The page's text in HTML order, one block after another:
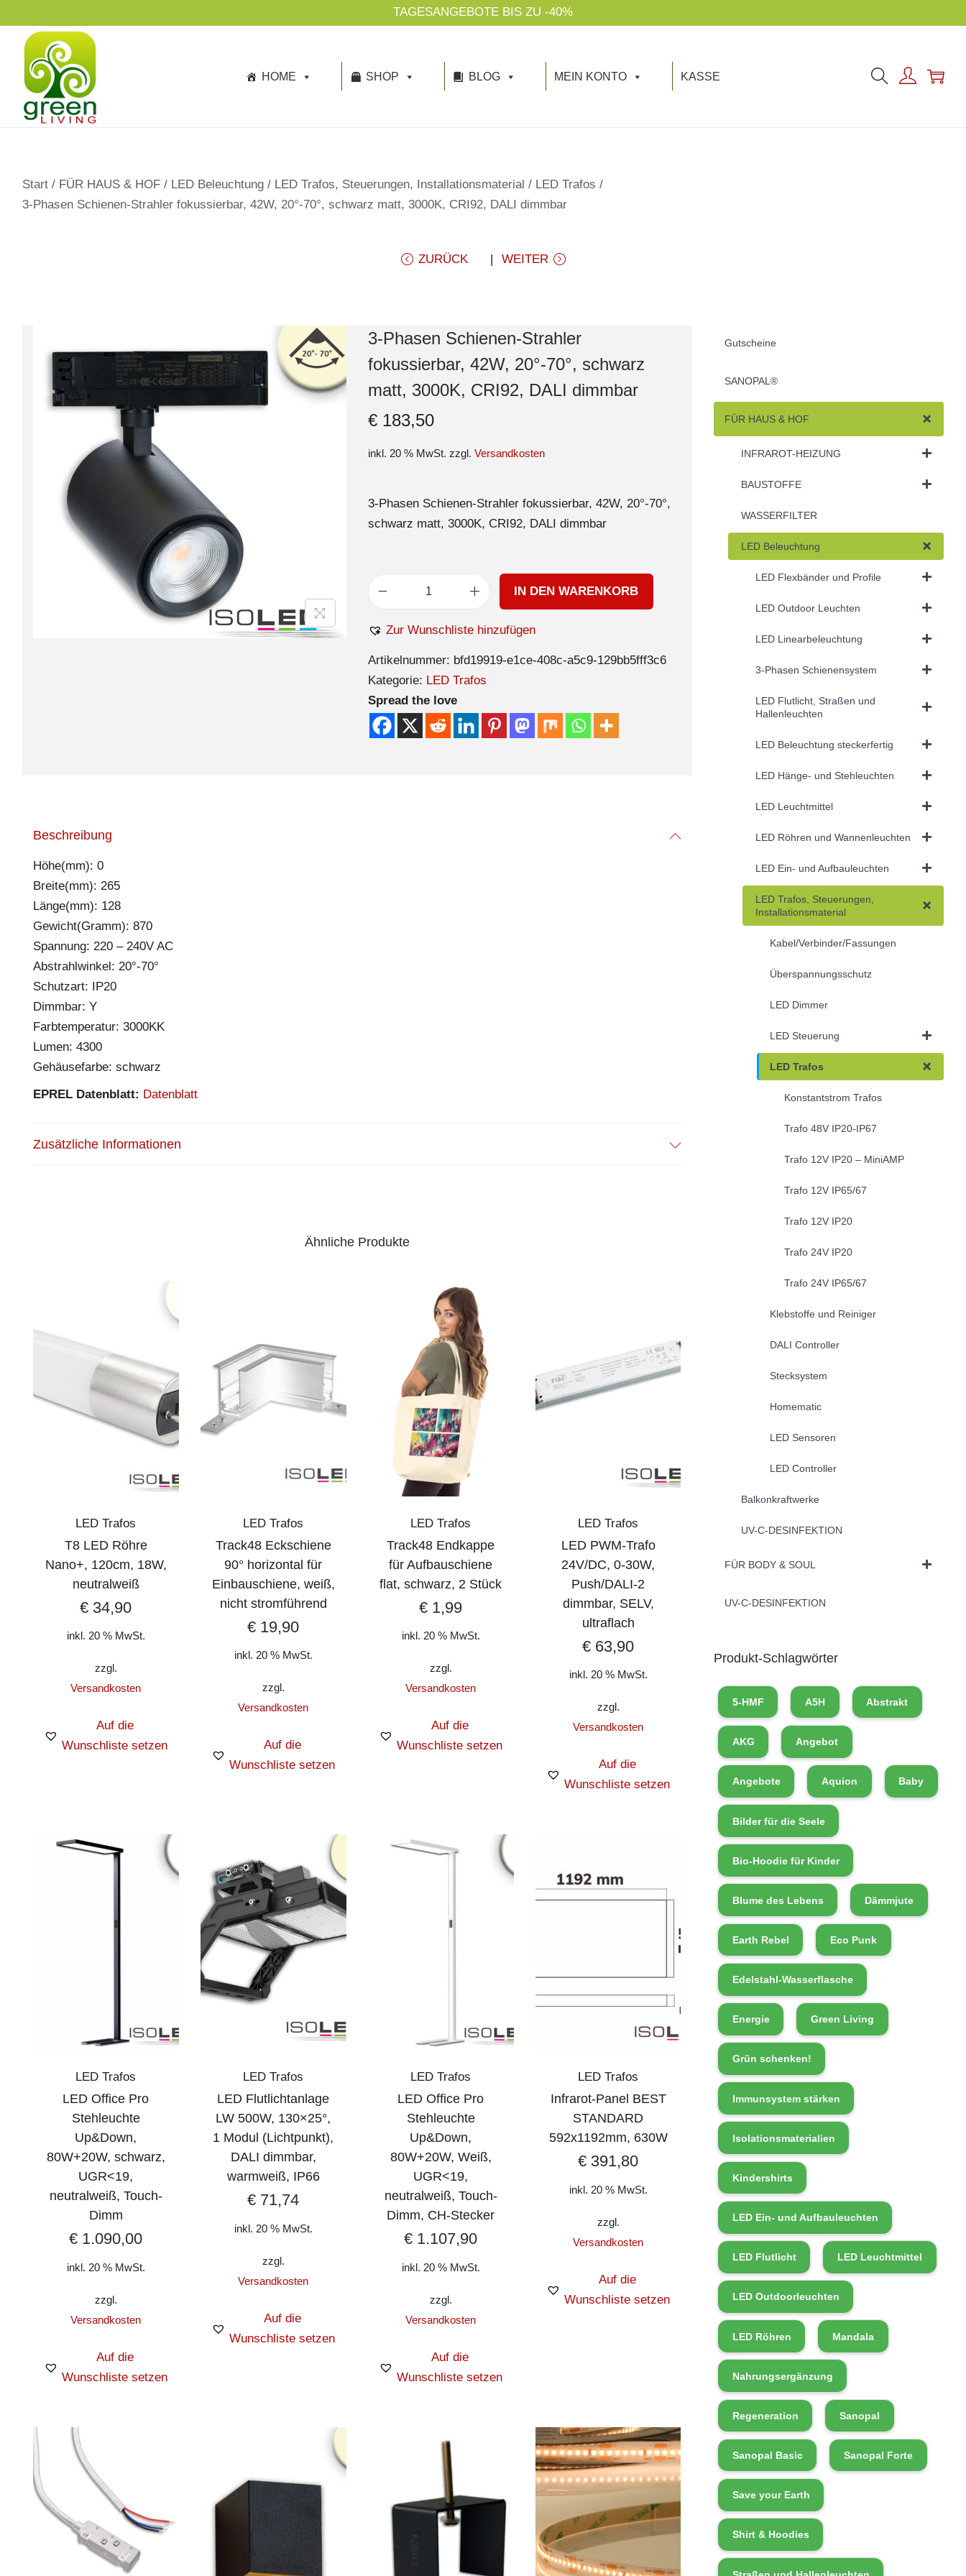
p
TAGESANGEBOTE BIS ZU -40%
HOME SHOP BLOG MEIN KONTO KASSE
Start / FÜR HAUS & HOF / LED Beleuchtung / LED Trafos, Steuerungen, Installationsmaterial / LED Trafos /
3-Phasen Schienen-Strahler fokussierbar, 42W, 20°-70°, schwarz matt, 3000K, CRI92, DALI dimmbar
ZURÜCK WEITER
3-Phasen Schienen-Strahler
fokussierbar, 42W, 20°-70°, schwarz
matt, 3000K, CRI92, DALI dimmbar
€183,50
inkl. 20 % MwSt. zzgl. Versandkosten
3-Phasen Schienen-Strahler fokussierbar, 42W, 20°-70°,
schwarz matt, 3000K, CRI92, DALI dimmbar
IN DEN WARENKORB
Zur Wunschliste hinzufügen
Artikelnummer: bfd19919-e1ce-408c-a5c9-129bb5fff3c6
Kategorie: LED Trafos
Spread the love
Beschreibung
Höhe(mm): 0
Breite(mm): 265
Länge(mm): 128
Gewicht(Gramm): 870
Spannung: 220 – 240V AC
Abstrahlwinkel: 20°-70°
Schutzart: IP20
Dimmbar: Y
Farbtemperatur: 3000KK
Lumen: 4300
Gehäusefarbe: schwarz
EPREL Datenblatt: Datenblatt
Zusätzliche Informationen
Ähnliche Produkte
LED Trafos
T8 LED Röhre
Nano+, 120cm, 18W,
neutralweiß
€ 34,90
inkl. 20 % MwSt.
zzgl.
Versandkosten
Auf die
Wunschliste setzen
LED Trafos
Track48 Eckschiene
90° horizontal für
Einbauschiene, weiß,
nicht stromführend
€ 19,90
inkl. 20 % MwSt.
zzgl.
Versandkosten
Auf die
Wunschliste setzen
LED Trafos
Track48 Endkappe
für Aufbauschiene
flat, schwarz, 2 Stück
€ 1,99
inkl. 20 % MwSt.
zzgl.
Versandkosten
Auf die
Wunschliste setzen
LED Trafos
LED PWM-Trafo
24V/DC, 0-30W,
Push/DALI-2
dimmbar, SELV,
ultraflach
€ 63,90
inkl. 20 % MwSt.
zzgl.
Versandkosten
Auf die
Wunschliste setzen
LED Trafos
LED Office Pro
Stehleuchte
Up&Down,
80W+20W, schwarz,
UGR<19,
neutralweiß, Touch-
Dimm
€ 1.090,00
inkl. 20 % MwSt.
zzgl.
Versandkosten
Auf die
Wunschliste setzen
LED Trafos
LED Flutlichtanlage
LW 500W, 130×25°,
1 Modul (Lichtpunkt),
DALI dimmbar,
warmweiß, IP66
€ 71,74
inkl. 20 % MwSt.
zzgl.
Versandkosten
Auf die
Wunschliste setzen
LED Trafos
LED Office Pro
Stehleuchte
Up&Down,
80W+20W, Weiß,
UGR<19,
neutralweiß, Touch-
Dimm, CH-Stecker
€ 1.107,90
inkl. 20 % MwSt.
zzgl.
Versandkosten
Auf die
Wunschliste setzen
LED Trafos
Infrarot-Panel BEST
STANDARD
592x1192mm, 630W
€ 391,80
inkl. 20 % MwSt.
zzgl.
Versandkosten
Auf die
Wunschliste setzen
Gutscheine
SANOPAL®
FÜR HAUS & HOF
INFRAROT-HEIZUNG
BAUSTOFFE
WASSERFILTER
LED Beleuchtung
LED Flexbänder und Profile
LED Outdoor Leuchten
LED Linearbeleuchtung
3-Phasen Schienensystem
LED Flutlicht, Straßen und
Hallenleuchten
LED Beleuchtung steckerfertig
LED Hänge- und Stehleuchten
LED Leuchtmittel
LED Röhren und Wannenleuchten
LED Ein- und Aufbauleuchten
LED Trafos, Steuerungen,
Installationsmaterial
Kabel/Verbinder/Fassungen
Überspannungsschutz
LED Dimmer
LED Steuerung
LED Trafos
Konstantstrom Trafos
Trafo 48V IP20-IP67
Trafo 12V IP20 – MiniAMP
Trafo 12V IP65/67
Trafo 12V IP20
Trafo 24V IP20
Trafo 24V IP65/67
Klebstoffe und Reiniger
DALI Controller
Stecksystem
Homematic
LED Sensoren
LED Controller
Balkonkraftwerke
UV-C-DESINFEKTION
FÜR BODY & SOUL
UV-C-DESINFEKTION
Produkt-Schlagwörter
5-HMF A5H Abstrakt
AKG Angebot
Angebote Aquion Baby
Bilder für die Seele
Bio-Hoodie für Kinder
Blume des Lebens Dämmjute
Earth Rebel Eco Punk
Edelstahl-Wasserflasche
Energie Green Living
Grün schenken!
Immunsystem stärken
Isolationsmaterialien
Kindershirts
LED Ein- und Aufbauleuchten
LED Flutlicht LED Leuchtmittel
LED Outdoorleuchten
LED Röhren Mandala
Nahrungsergänzung
Regeneration Sanopal
Sanopal Basic Sanopal Forte
Save your Earth
Shirt & Hoodies